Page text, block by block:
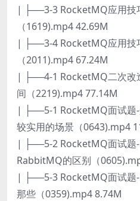
| ├──3-3 RocketMQ应用技
（1619).mp4 42.69M
| ├──3-4 RocketMQ应用技
（2011).mp4 67.24M
| ├──4-1 RocketMQ二次改
间（2219).mp4 77.14M
| ├──5-1 RocketMQ面试题
较实用的场景（0643).mp4
| ├──5-2 RocketMQ面试题-
RabbitMQ的区别（
| ├──5-3 RocketMQ面试题
那些（0359).mp4 8.74M